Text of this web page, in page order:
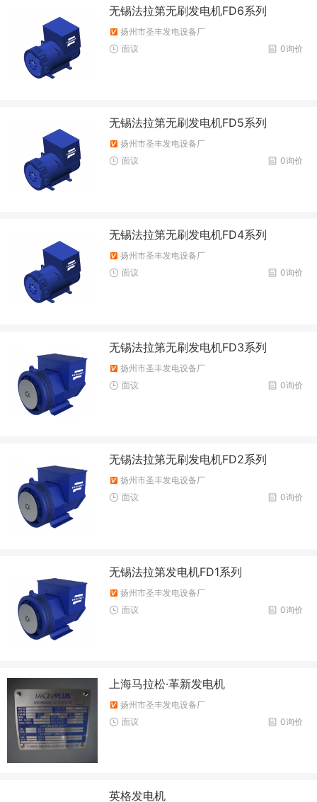
无锡法拉第无刷发电机FD6系列
扬州市圣丰发电设备厂
0询价
面议
无锡法拉第无刷发电机FD5系列
扬州市圣丰发电设备厂
0询价
面议
无锡法拉第无刷发电机FD4系列
扬州市圣丰发电设备厂
0询价
面议
无锡法拉第无刷发电机FD3系列
扬州市圣丰发电设备厂
0询价
面议
无锡法拉第无刷发电机FD2系列
扬州市圣丰发电设备厂
0询价
面议
无锡法拉第发电机FD1系列
扬州市圣丰发电设备厂
0询价
面议
上海马拉松·革新发电机
扬州市圣丰发电设备厂
0询价
面议
英格发电机